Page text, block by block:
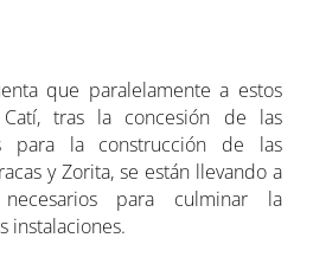
que paralelamente a estos
tras la concesión de las
para la construcción de las
y Zorita, se están llevando a
para culminar la
instalaciones.